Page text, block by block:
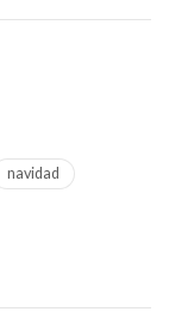
navidad